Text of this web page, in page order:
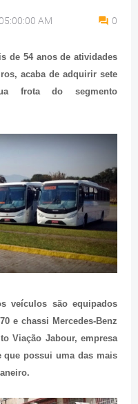
AM 0
de 54 anos de atividades
acaba de adquirir sete
frota do segmento
veículos são equipados
e chassi Mercedes-Benz
Viação Jabour, empresa
que possui uma das mais